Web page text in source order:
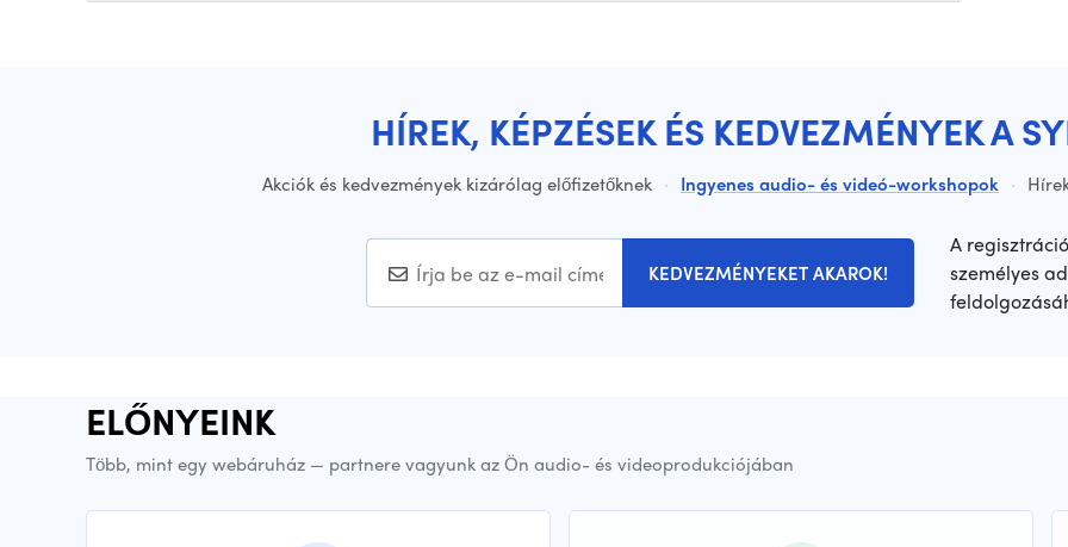
HÍREK, KÉPZÉSEK ÉS KEDVEZMÉNYEK A
Akciók és kedvezmények kizárólag előfizetőknek · Ingyenes audio- és videó-workshopok ·
KEDVEZMÉNYEKET AKAROK!
A
személyes
ELŐNYEINK
Több, mint egy webáruház — partnere vagyunk az Ön audio- és videoprodukciójában